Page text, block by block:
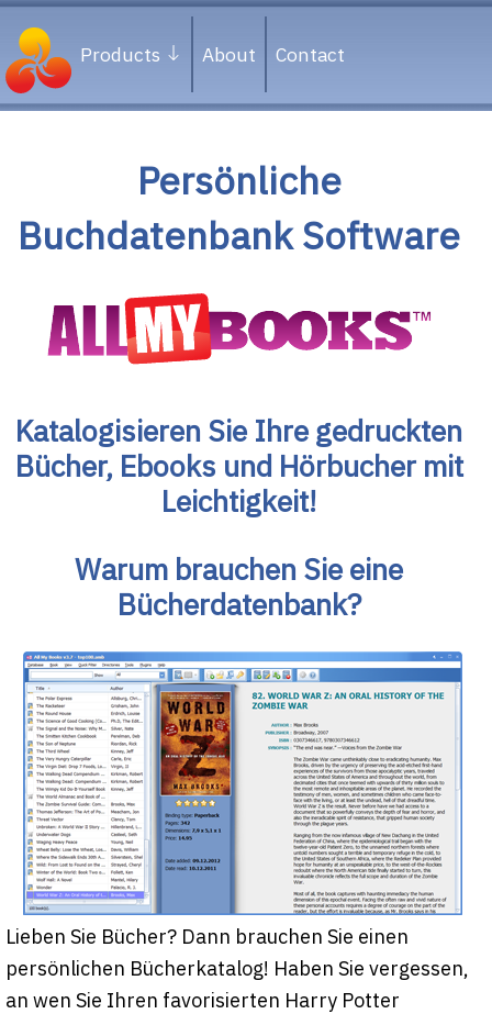
Products About Contact
Persönliche
Buchdatenbank Software
Katalogisieren Sie Ihre gedruckten
Bücher, Ebooks und Hörbucher mit
Leichtigkeit!
Warum brauchen Sie eine
Bücherdatenbank?
Lieben Sie Bücher? Dann brauchen Sie einen
persönlichen Bücherkatalog! Haben Sie vergessen,
an wen Sie Ihren favorisierten Harry Potter